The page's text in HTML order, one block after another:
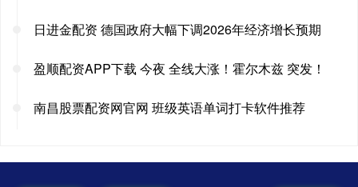
日进金配资 德国政府大幅下调2026年经济增长预期
盈顺配资APP下载 今夜 全线大涨！霍尔木兹 突发！
南昌股票配资网官网 班级英语单词打卡软件推荐